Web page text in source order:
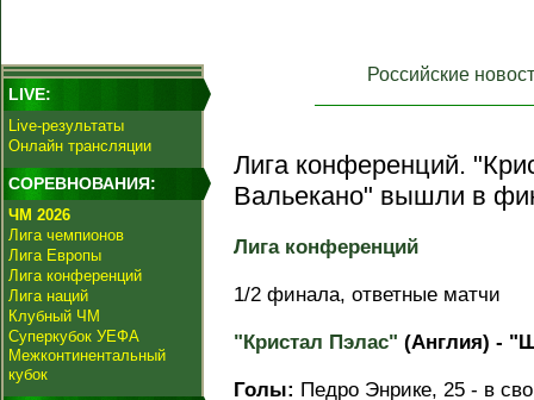
LIVE:
Live-результаты
Онлайн трансляции
СОРЕВНОВАНИЯ:
ЧМ 2026
Лига чемпионов
Лига Европы
Лига конференций
Лига наций
Клубный ЧМ
Суперкубок УЕФА
Межконтинентальный
кубок
Российские
Лига кoнференций.
Вальекано" вышли в
Лига кoнференций
1/2 финала, ответные матчи
"Кристал Пэлас" (Англия) -
Голы: Педро Энрике, 25 - в